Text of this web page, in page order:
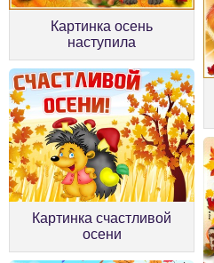
Картинка осень
наступила
Картинка счастливой
осени